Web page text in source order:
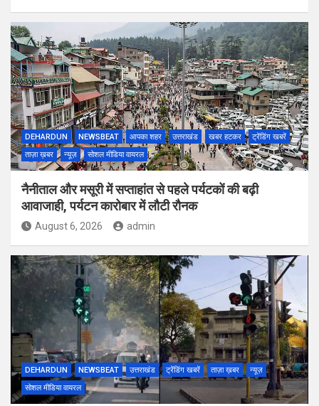
DEHARDUN NEWSBEAT आपका शहर उत्तराखंड खबर हटकर
ट्रेंडिंग खबरें
ताज़ा ख़बर
न्यूज़ सोशल मीडिया वायरल
नैनीताल और मसूरी में सप्ताहांत से पहले पर्यटकों की बढ़ी
आवाजाही, पर्यटन कारोबार में लौटी रौनक
August 6, 2026 admin
DEHARDUN NEWSBEAT उत्तराखंड ट्रेंडिंग खबरें ताज़ा ख़बर
न्यूज़
सोशल मीडिया वायरल